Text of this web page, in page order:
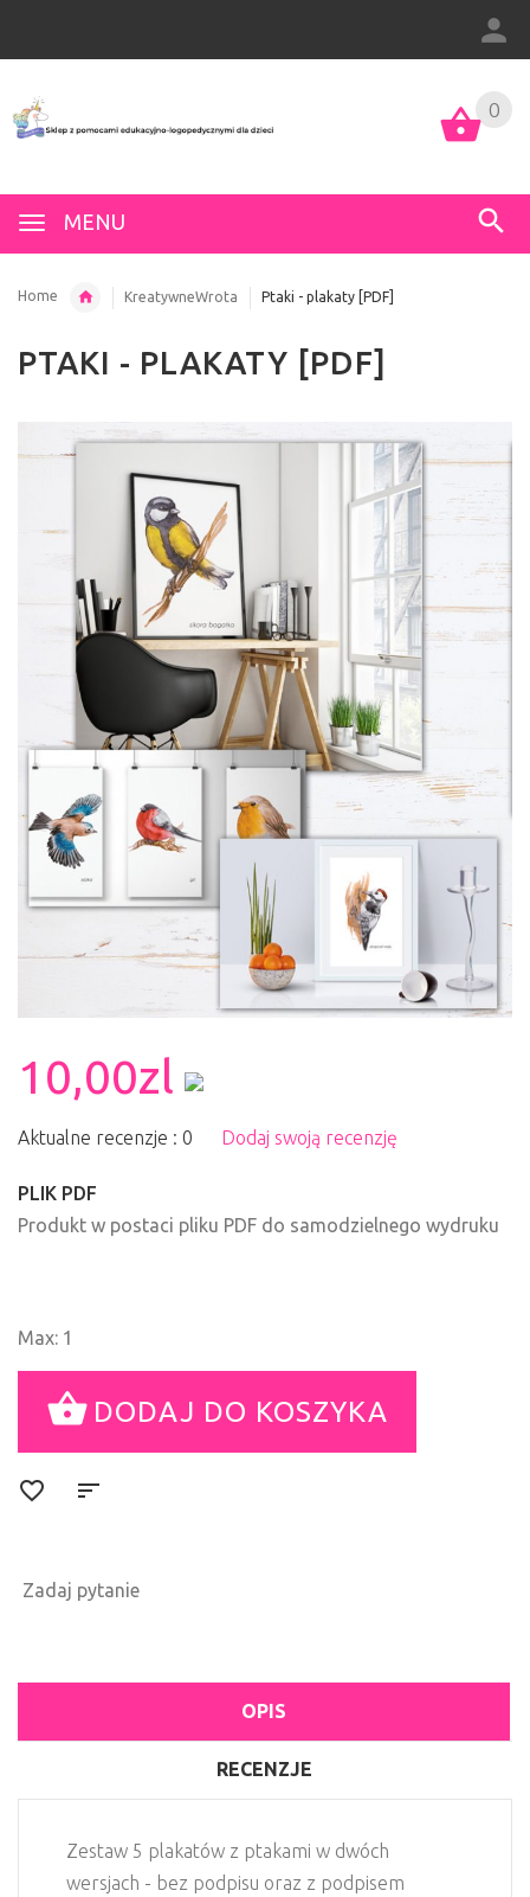
MENU
0
Home KreatywneWrota Ptaki - plakaty [PDF]
PTAKI - PLAKATY [PDF]
10,00zl
Aktualne recenzje : 0 Dodaj swoją recenzję
PLIK PDF
Produkt w postaci pliku PDF do samodzielnego wydruku
Max: 1
Zadaj pytanie
OPIS
RECENZJE
Zestaw 5 plakatów z ptakami w dwóch
wersjach - bez podpisu oraz z podpisem